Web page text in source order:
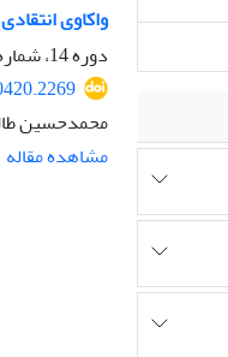
واکاوی
دوره 14، شماره 33، بهمن 1403، صفحه
محمدحسین
مشاهده مقاله